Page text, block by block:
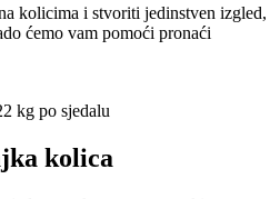
kolicima i stvoriti jedinstven izgled,
ćemo vam pomoći pronaći
kg po sjedalu
kolica